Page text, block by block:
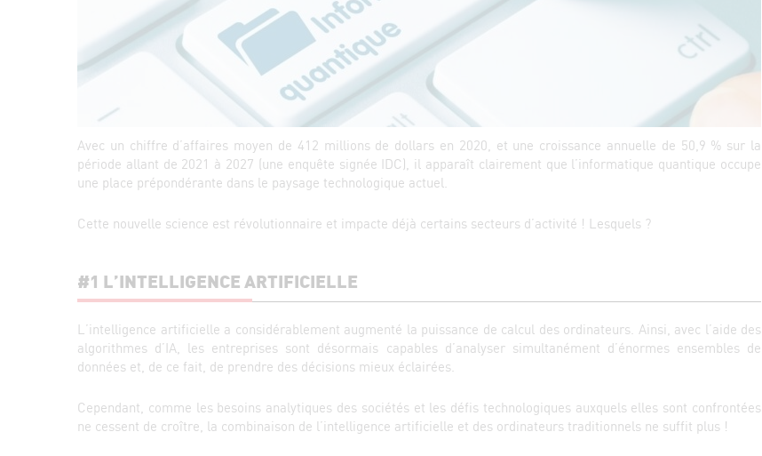
Avec un chiffre d’affaires moyen de 412 millions de dollars en 2020, et une croissance annuelle de 50,9 % sur la
période allant de 2021 à 2027 (une enquête signée IDC), il apparaît clairement que l’informatique quantique occupe
une place prépondérante dans le paysage technologique actuel.
Cette nouvelle science est révolutionnaire et impacte déjà certains secteurs d’activité ! Lesquels ?
#1 L’INTELLIGENCE ARTIFICIELLE
L’intelligence artificielle a considérablement augmenté la puissance de calcul des ordinateurs. Ainsi, avec l’aide des
algorithmes d’IA, les entreprises sont désormais capables d’analyser simultanément d’énormes ensembles de
données et, de ce fait, de prendre des décisions mieux éclairées.
Cependant, comme les besoins analytiques des sociétés et les défis technologiques auxquels elles sont confrontées
ne cessent de croître, la combinaison de l’intelligence artificielle et des ordinateurs traditionnels ne suffit plus !